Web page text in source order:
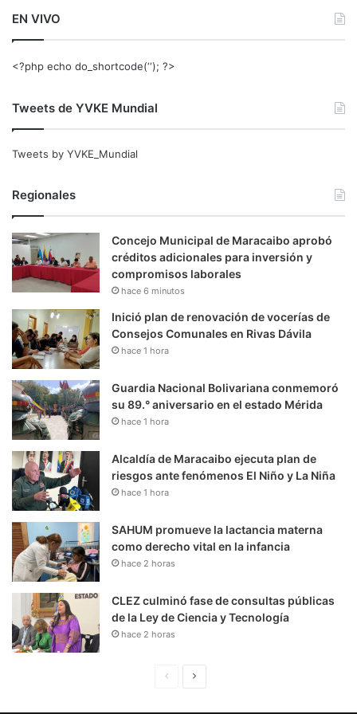
EN VIVO
<?php echo do_shortcode(‘‘); ?>
Tweets de YVKE Mundial
Tweets by YVKE_Mundial
Regionales
Concejo Municipal de Maracaibo aprobó
créditos adicionales para inversión y
compromisos laborales
hace 6 minutos
Inició plan de renovación de vocerías de
Consejos Comunales en Rivas Dávila
hace 1 hora
Guardia Nacional Bolivariana conmemoró
su 89.° aniversario en el estado Mérida
hace 1 hora
Alcaldía de Maracaibo ejecuta plan de
riesgos ante fenómenos El Niño y La Niña
hace 1 hora
SAHUM promueve la lactancia materna
como derecho vital en la infancia
hace 2 horas
CLEZ culminó fase de consultas públicas
de la Ley de Ciencia y Tecnología
hace 2 horas